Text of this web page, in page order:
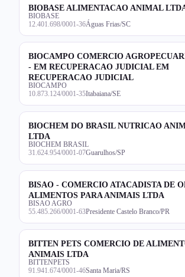
BIOBASE ALIMENTACAO ANIMAL
BIOBASE
12.401.698/0001-36Águas Frias/SC
BIOCAMPO COMERCIO
- EM RECUPERACAO JUDICIAL EM
RECUPERACAO JUDICIAL
BIOCAMPO
10.873.124/0001-35Itabaiana/SE
BIOCHEM DO BRASIL NUTRICAO
LTDA
BIOCHEM BRASIL
31.624.954/0001-07Guarulhos/SP
BISAO - COMERCIO ATACADISTA DE
ALIMENTOS PARA ANIMAIS LTDA
BISAO AGRO
55.485.266/0001-63Presidente Castelo Branco/PR
BITTEN PETS COMERCIO DE
ANIMAIS LTDA
BITTENPETS
91.941.674/0001-46Santa Maria/RS